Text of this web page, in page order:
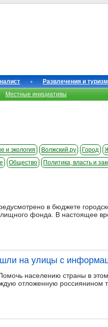
Развлечения и туризм
Местные инициативы
и экология Волжский.ру Город
Общество Политика, власть и
в бюджете
фонда. В настоящее
на улицы с
населению страны в
отложенную россиянином